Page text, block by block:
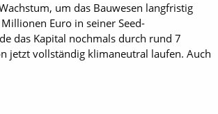
um das Bauwesen langfristig
Euro in seiner Seed-
das Kapital nochmals durch rund 7
jetzt vollständig klimaneutral laufen. Auch